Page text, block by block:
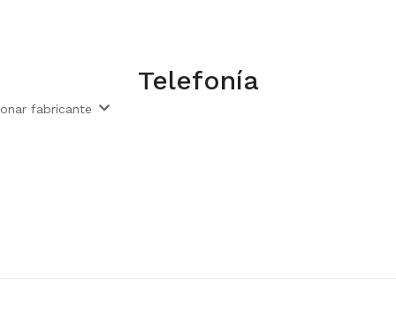
Telefonía
fabricante